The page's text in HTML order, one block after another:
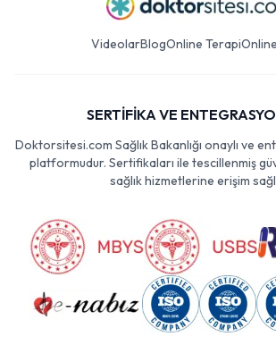
VideolarBlogOnline Terapi
SERTİFİKA VE
Doktorsitesi.com Sağlık Bakanlığı onaylı ve
platformudur. Sertifikaları ile tescillenmiş
sağlık hizmetlerine erişim